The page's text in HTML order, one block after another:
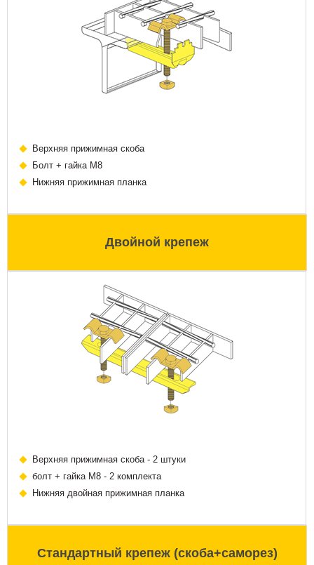
Верхняя прижимная скоба
Болт + гайка М8
Нижняя прижимная планка
Двойной крепеж
Верхняя прижимная скоба - 2 штуки
болт + гайка М8 - 2 комплекта
Нижняя двойная прижимная планка
Стандартный крепеж (скоба+саморез)